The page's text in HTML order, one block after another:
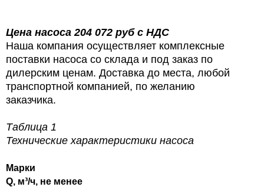
Цена насоса 204 072 руб с НДС
Наша компания осуществляет комплексные
поставки насоса со склада и под заказ по
дилерским ценам. Доставка до места, любой
транспортной компанией, по желанию
заказчика.
Таблица 1
Технические характеристики насоса
Марки
Q, м³/ч, не менее